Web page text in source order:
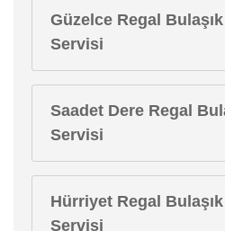
Güzelce Regal
Servisi
Saadet Dere Regal
Servisi
Hürriyet Regal
Servisi